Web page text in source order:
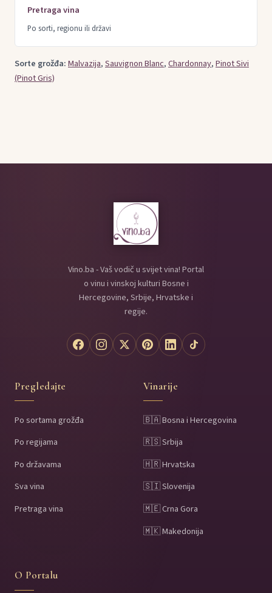
Pretraga vina
Po sorti, regionu ili državi
Sorte grožđa:Malvazija,Sauvignon Blanc,Chardonnay,Pinot Sivi
(Pinot Gris)
Vino.ba - Vaš vodič u svijet vina! Portal
o vinu i vinskoj kulturi Bosne i
Hercegovine, Srbije, Hrvatske i
regije.
Pregledajte
Po sortama grožđa
Po regijama
Po državama
Sva vina
Pretraga vina
Vinarije
🇧🇦 Bosna i Hercegovina
🇷🇸 Srbija
🇭🇷 Hrvatska
🇸🇮 Slovenija
🇲🇪 Crna Gora
🇲🇰 Makedonija
O Portalu